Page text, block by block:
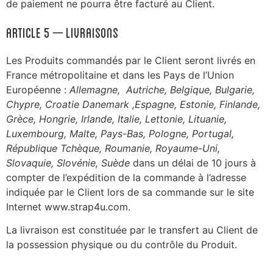
de paiement ne pourra être facturé au Client.
ARTICLE 5 – Livraisons
Les Produits commandés par le Client seront livrés en
France métropolitaine et dans les Pays de l’Union
Européenne : Allemagne, Autriche, Belgique, Bulgarie,
Chypre, Croatie Danemark ,Espagne, Estonie, Finlande,
Grèce, Hongrie, Irlande, Italie, Lettonie, Lituanie,
Luxembourg, Malte, Pays-Bas, Pologne, Portugal,
République Tchèque, Roumanie, Royaume-Uni,
Slovaquie, Slovénie, Suède dans un délai de 10 jours à
compter de l’expédition de la commande à l’adresse
indiquée par le Client lors de sa commande sur le site
Internet www.strap4u.com.
La livraison est constituée par le transfert au Client de
la possession physique ou du contrôle du Produit.